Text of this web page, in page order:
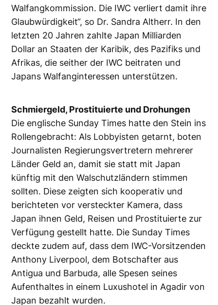
Walfangkommission. Die IWC verliert damit ihre
Glaubwürdigkeit“, so Dr. Sandra Altherr. In den
letzten 20 Jahren zahlte Japan Milliarden
Dollar an Staaten der Karibik, des Pazifiks und
Afrikas, die seither der IWC beitraten und
Japans Walfanginteressen unterstützen.
Schmiergeld, Prostituierte und Drohungen
Die englische Sunday Times hatte den Stein ins
Rollengebracht: Als Lobbyisten getarnt, boten
Journalisten Regierungsvertretern mehrerer
Länder Geld an, damit sie statt mit Japan
künftig mit den Walschutzländern stimmen
sollten. Diese zeigten sich kooperativ und
berichteten vor versteckter Kamera, dass
Japan ihnen Geld, Reisen und Prostituierte zur
Verfügung gestellt hatte. Die Sunday Times
deckte zudem auf, dass dem IWC-Vorsitzenden
Anthony Liverpool, dem Botschafter aus
Antigua und Barbuda, alle Spesen seines
Aufenthaltes in einem Luxushotel in Agadir von
Japan bezahlt wurden.